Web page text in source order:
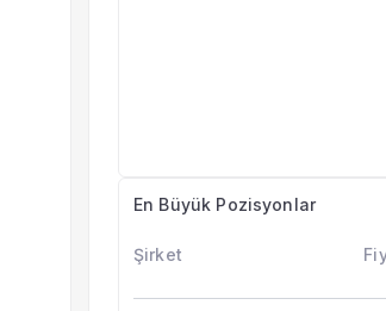
En Büyük Pozisyonlar
Şirket